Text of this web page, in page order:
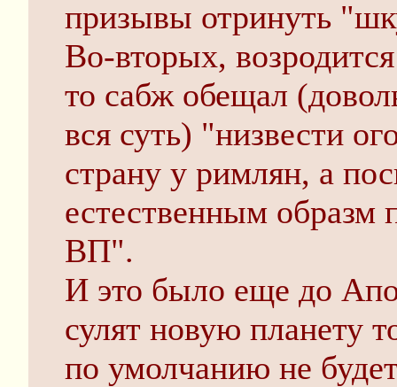
призывы отринуть
Во-вторых,
то сабж обещал
вся суть) "низвести
страну у римлян, а
естественным образм
ВП".
И это было еще до
сулят новую планету
по умолчанию не